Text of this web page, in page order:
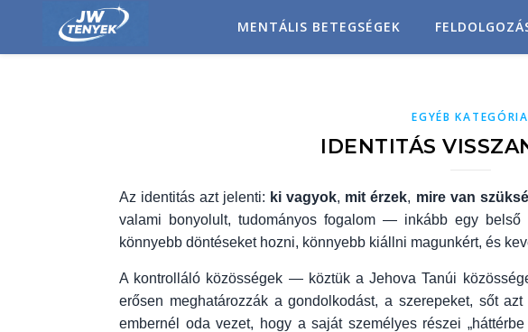
MENTÁLIS BETEGSÉGEK
EGYÉB KATEGÓRIA
IDENTITÁS
Az identitás azt jelenti: ki vagyok, mit érzek, mire van
valami bonyolult, tudományos fogalom — inkább egy belső
könnyebb döntéseket hozni, könnyebb kiállni magunkért, és
A kontrolláló közösségek — köztük a Jehova Tanúi
erősen meghatározzák a gondolkodást, a szerepeket, sőt
embernél oda vezet, hogy a saját személyes részei